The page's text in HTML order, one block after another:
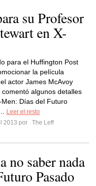
su Profesor
en X-
para el Huffington Post
la película
actor James McAvoy
comentó algunos detalles
Días del Futuro
Leer el resto
2013 por
The Leff
no saber nada
Pasado